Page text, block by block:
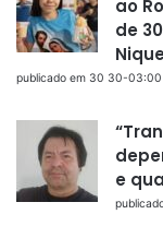
ao
de
publicado em 30 30-
e